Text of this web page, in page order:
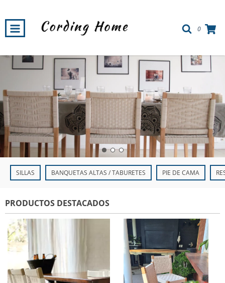
0
SILLAS BANQUETAS ALTAS / TABURETES PIE DE CAMA
PRODUCTOS DESTACADOS